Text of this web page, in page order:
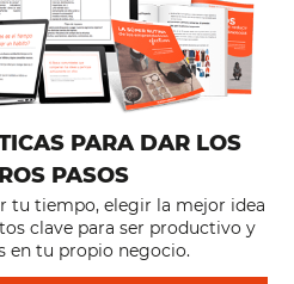
PARA DAR LOS
PASOS
tu tiempo, elegir la mejor idea
clave para ser productivo y
en tu propio negocio.